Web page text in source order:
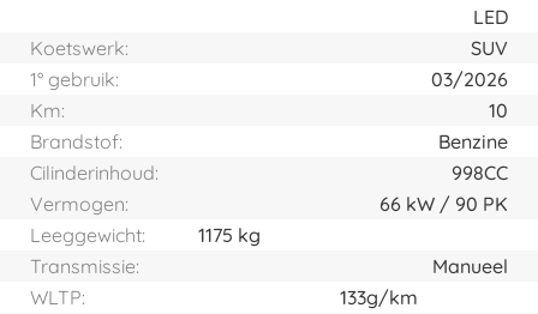
LED
Koetswerk:
SUV
1° gebruik:
03/2026
Km:
10
Brandstof:
Benzine
Cilinderinhoud:
998CC
Vermogen:
66kW 90 PK
Leeggewicht:
1175 kg
Transmissie:
Manueel
WLTP:
133g/km